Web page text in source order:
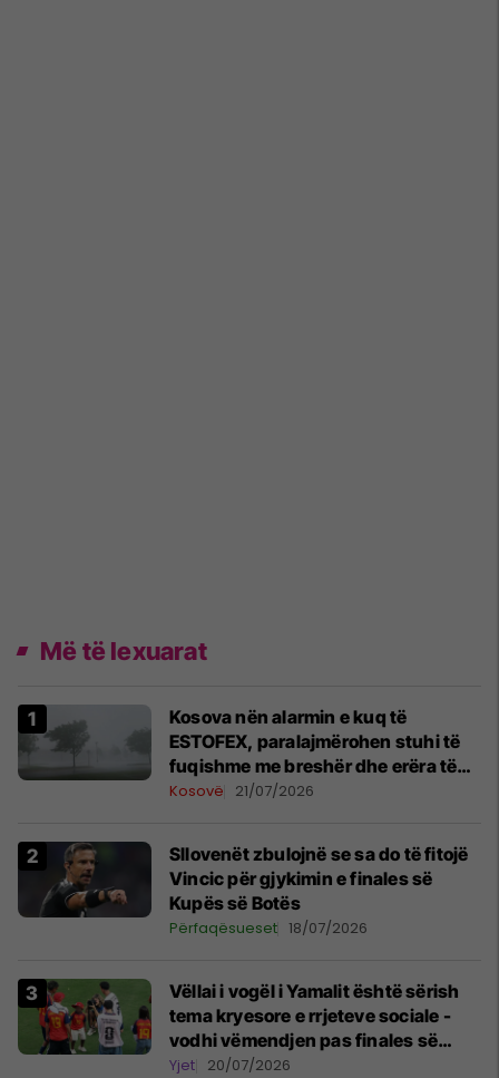
Më të lexuarat
Kosova nën alarmin e kuq të
ESTOFEX, paralajmërohen stuhi të
fuqishme me breshër dhe erëra të
forta
Kosovë 21/07/2026
Sllovenët zbulojnë se sa do të fitojë
Vincic për gjykimin e finales së
Kupës së Botës
Përfaqësueset 18/07/2026
Vëllai i vogël i Yamalit është sërish
tema kryesore e rrjeteve sociale -
vodhi vëmendjen pas finales së
Kupës së Botës
Yjet 20/07/2026